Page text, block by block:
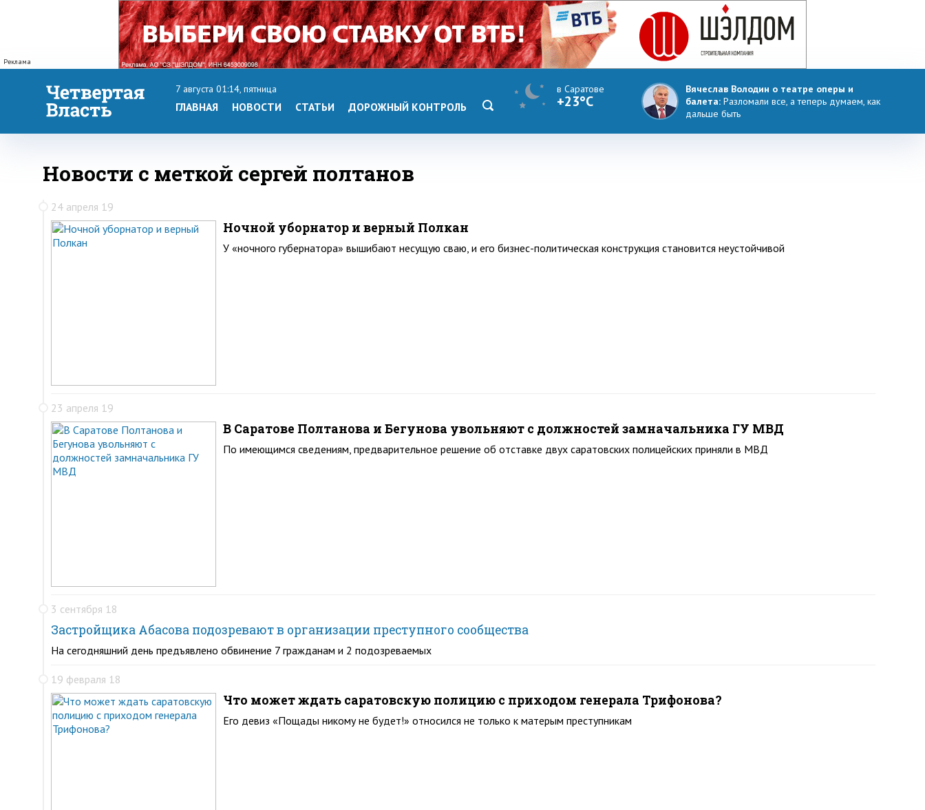
Реклама
7 августа 01:14, пятница
ГЛАВНАЯ НОВОСТИ СТАТЬИ ДОРОЖНЫЙ КОНТРОЛЬ
в Саратове
+23°C
Вячеслав Володин о театре оперы и
балета: Разломали все, а теперь думаем, как
дальше быть
Новости с меткой сергей полтанов
24 апреля 19
Ночной уборнатор и верный Полкан
У «ночного губернатора» вышибают несущую сваю, и его бизнес-политическая конструкция становится неустойчивой
23 апреля 19
В Саратове Полтанова и Бегунова увольняют с должностей замначальника ГУ МВД
По имеющимся сведениям, предварительное решение об отставке двух саратовских полицейских приняли в МВД
3 сентября 18
Застройщика Абасова подозревают в организации преступного сообщества
На сегодняшний день предъявлено обвинение 7 гражданам и 2 подозреваемых
19 февраля 18
Что может ждать саратовскую полицию с приходом генерала Трифонова?
Его девиз «Пощады никому не будет!» относился не только к матерым преступникам